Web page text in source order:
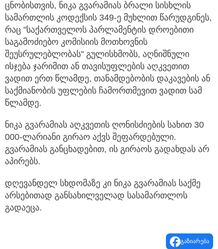
ცნობისთვის, ნიკა გვარამიას ბრალი სისხლის
სამართლის კოდექსის 349-ე მუხლით წარუდგინეს,
რაც "საქართველოს პარლამენტის დროებითი
საგამოძიებო კომისიის მოთხოვნის
შეუსრულებლობას" გულისხმობს, აღნიშნული
ისჯება ჯარიმით ან თავისუფლების აღკვეთით
ვადით ერთ წლამდე, თანამდებობის დაკავების ან
საქმიანობის უფლების ჩამორთმევით ვადით სამ
წლამდე.
ნიკა გვარამიას აღკვეთის ღონისძიების სახით 30
000-ლარიანი გირაო აქვს შეფარდებული.
გვარამიას განცხადებით, ის გირაოს გადახდას არ
აპირებს.
დღევანდელ სხდომაზე კი ნიკა გვარამიას საქმე
არსებითად განსახილველად სასამართლოს
გადაეცა.
გაზიარება